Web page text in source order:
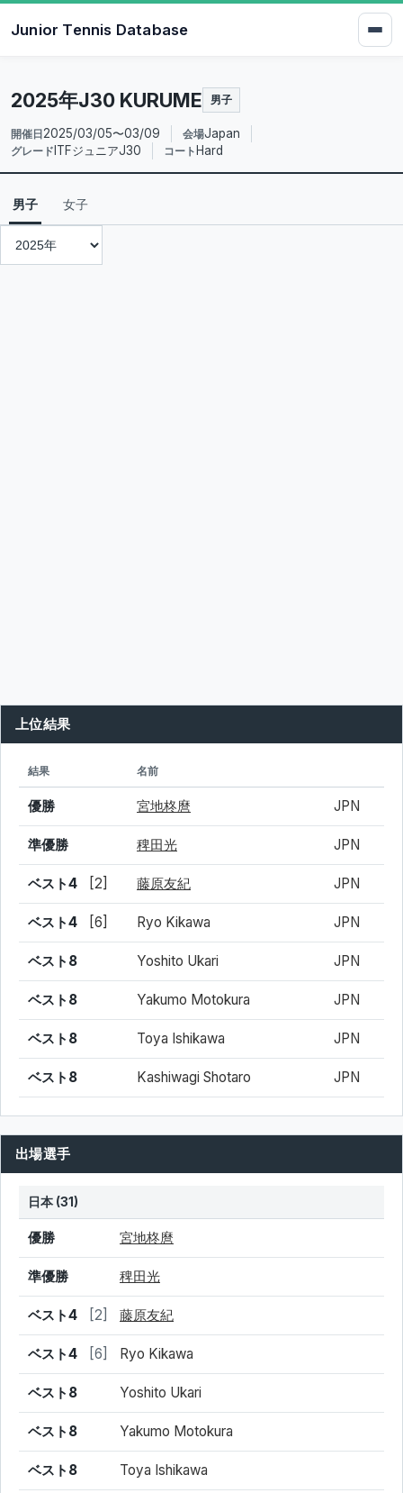
Junior Tennis Database
2025年J30 KURUME 男子
開催日 2025/03/05〜03/09 会場Japan
グレード ITFジュニアJ30 コート Hard
男子 女子
上位結果
結果 名前
優勝 宮地柊麿 JPN
準優勝 稗田光 JPN
ベスト4 [2] 藤原友紀 JPN
ベスト4 [6] Ryo Kikawa JPN
ベスト8 Yoshito Ukari JPN
ベスト8 Yakumo Motokura JPN
ベスト8 Toya Ishikawa JPN
ベスト8 Kashiwagi Shotaro JPN
出場選手
日本 (31)
結果 選手名
優勝 宮地柊麿
準優勝 稗田光
ベスト4 [2] 藤原友紀
ベスト4 [6] Ryo Kikawa
ベスト8 Yoshito Ukari
ベスト8 Yakumo Motokura
ベスト8 Toya Ishikawa